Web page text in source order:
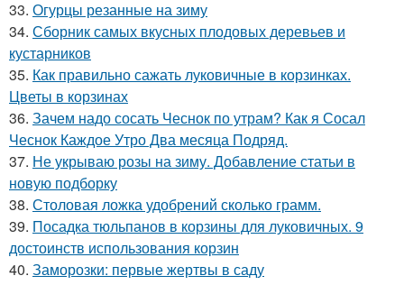
33. Огурцы резанные на зиму
34. Сборник самых вкусных плодовых деревьев и
кустарников
35. Как правильно сажать луковичные в корзинках.
Цветы в корзинах
36. Зачем надо сосать Чеснок по утрам? Как я Сосал
Чеснок Каждое Утро Два месяца Подряд.
37. Не укрываю розы на зиму. Добавление статьи в
новую подборку
38. Столовая ложка удобрений сколько грамм.
39. Посадка тюльпанов в корзины для луковичных. 9
достоинств использования корзин
40. Заморозки: первые жертвы в саду